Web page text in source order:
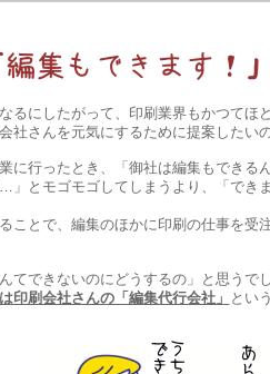
るにしたがって、印刷業界もかつてほ
社さんを元気にするために提案したい
に行ったとき、「御社は編集もできる
とモゴモゴしてしまうより、「でき
ことで、編集のほかに印刷の仕事を受
てできないのにどうするの」と思うで
印刷会社さんの「編集代行会社」 とい